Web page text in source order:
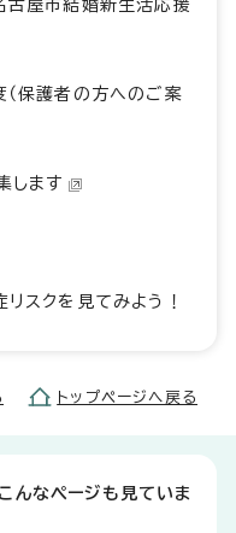
屋市結婚新生活応援
保護者の方へのご案
します
スクを見てみよう！
トップページへ戻る
んなページも見ていま